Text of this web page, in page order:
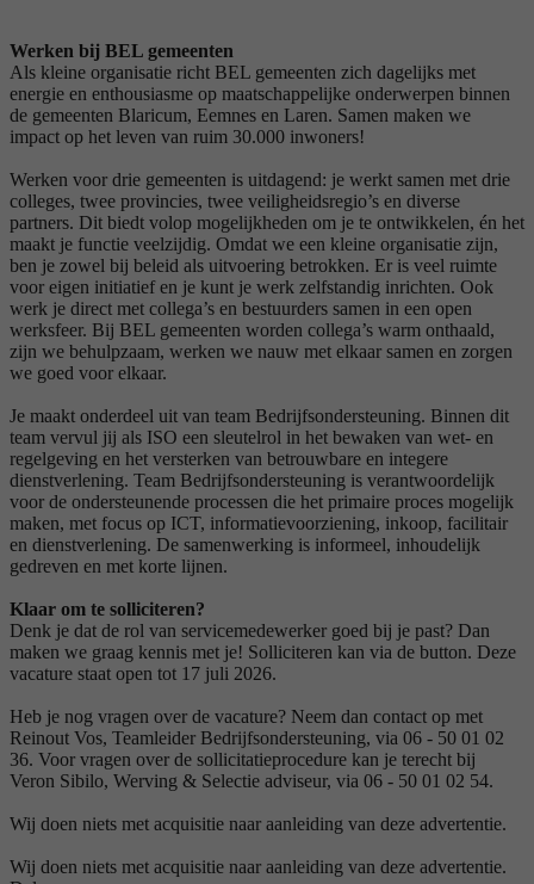
Werken bij BEL gemeenten
Als kleine organisatie richt BEL gemeenten zich dagelijks met
energie en enthousiasme op maatschappelijke onderwerpen binnen
de gemeenten Blaricum, Eemnes en Laren. Samen maken we
impact op het leven van ruim 30.000 inwoners!
Werken voor drie gemeenten is uitdagend: je werkt samen met drie
colleges, twee provincies, twee veiligheidsregio’s en diverse
partners. Dit biedt volop mogelijkheden om je te ontwikkelen, én het
maakt je functie veelzijdig. Omdat we een kleine organisatie zijn,
ben je zowel bij beleid als uitvoering betrokken. Er is veel ruimte
voor eigen initiatief en je kunt je werk zelfstandig inrichten. Ook
werk je direct met collega’s en bestuurders samen in een open
werksfeer. Bij BEL gemeenten worden collega’s warm onthaald,
zijn we behulpzaam, werken we nauw met elkaar samen en zorgen
we goed voor elkaar.
Je maakt onderdeel uit van team Bedrijfsondersteuning. Binnen dit
team vervul jij als ISO een sleutelrol in het bewaken van wet- en
regelgeving en het versterken van betrouwbare en integere
dienstverlening. Team Bedrijfsondersteuning is verantwoordelijk
voor de ondersteunende processen die het primaire proces mogelijk
maken, met focus op ICT, informatievoorziening, inkoop, facilitair
en dienstverlening. De samenwerking is informeel, inhoudelijk
gedreven en met korte lijnen.
Klaar om te solliciteren?
Denk je dat de rol van servicemedewerker goed bij je past? Dan
maken we graag kennis met je! Solliciteren kan via de button. Deze
vacature staat open tot 17 juli 2026.
Heb je nog vragen over de vacature? Neem dan contact op met
Reinout Vos, Teamleider Bedrijfsondersteuning, via 06 - 50 01 02
36. Voor vragen over de sollicitatieprocedure kan je terecht bij
Veron Sibilo, Werving & Selectie adviseur, via 06 - 50 01 02 54.
Wij doen niets met acquisitie naar aanleiding van deze advertentie.
Wij doen niets met acquisitie naar aanleiding van deze advertentie.